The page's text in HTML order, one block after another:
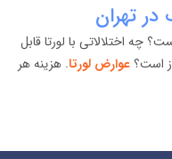
در تهران
چه اختلالاتی با لورتا قابل
است؟عوارض لورتا. هزینه هر